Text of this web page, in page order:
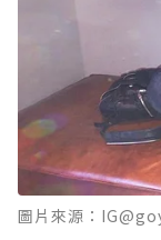
圖片來源：